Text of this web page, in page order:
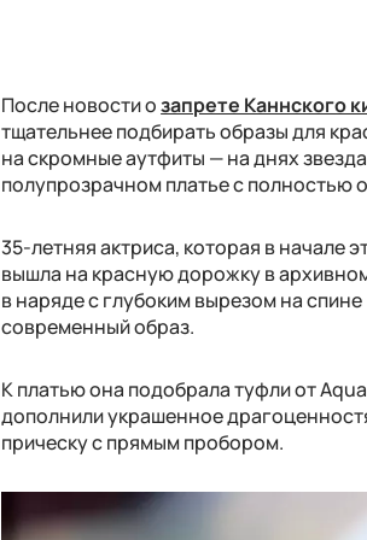
После новости озапрете Каннского
тщательнее подбирать образы для
на скромные аутфиты — на днях
полупрозрачном платье с полностью
35-летняя актриса, которая в
вышла на красную дорожку в
в наряде с глубоким вырезом на
современный образ.
К платью она подобрала туфли от
дополнили украшенное
прическу с прямым пробором.